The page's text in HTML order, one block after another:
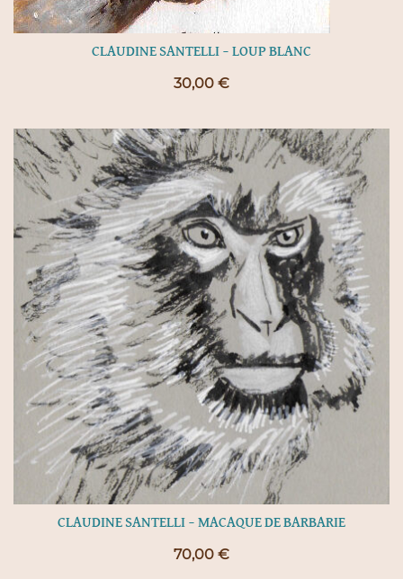
CLAUDINE SANTELLI – LOUP BLANC
30,00 €
CLAUDINE SANTELLI – MACAQUE DE BARBARIE
70,00 €